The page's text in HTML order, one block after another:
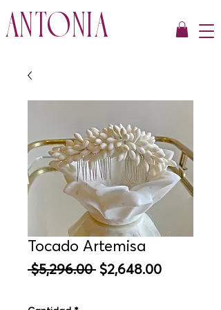
ANTONIA
Tocado Artemisa
$5,296.00 Precio
$2,648.00Precio